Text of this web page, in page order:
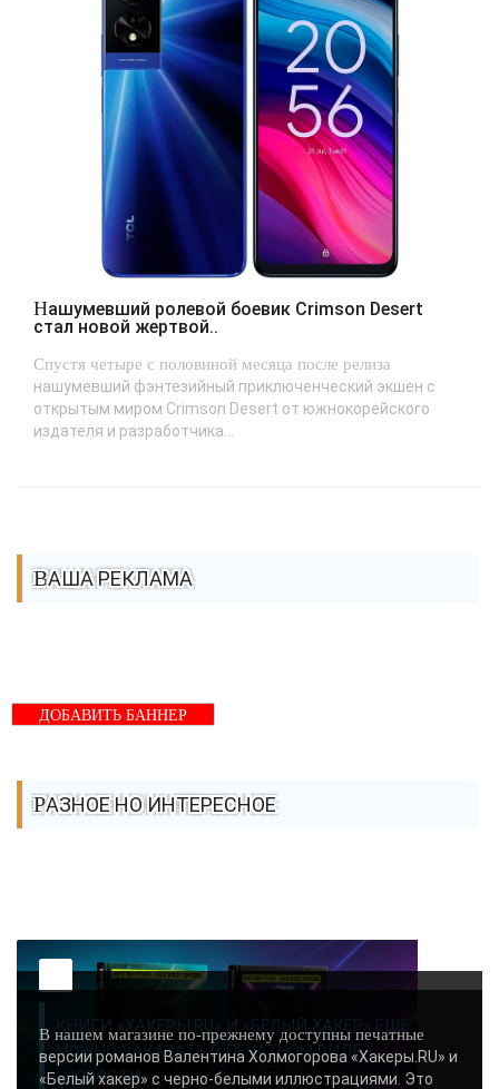
Нашумевший ролевой боевик Crimson Desert
стал новой жертвой..
Спустя четыре с половиной месяца после релиза
нашумевший фэнтезийный приключенческий экшен с
открытым миром Crimson Desert от южнокорейского
издателя и разработчика...
ВАША РЕКЛАМА
ДОБАВИТЬ БАННЕР
РАЗНОЕ НО ИНТЕРЕСНОЕ
КНИГИ «ХАКЕРЫ.RU» И «БЕЛЫЙ ХАКЕР» ЕЩЕ
МОЖНО ЗАКАЗАТЬ В ПЕЧАТНОМ ВИДЕ -
«НОВОСТИ»..
В нашем магазине по-прежнему доступны печатные
версии романов Валентина Холмогорова «Хакеры.RU» и
«Белый хакер» с черно-белыми иллюстрациями. Это